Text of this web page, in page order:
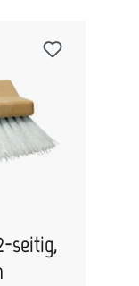
seitig,